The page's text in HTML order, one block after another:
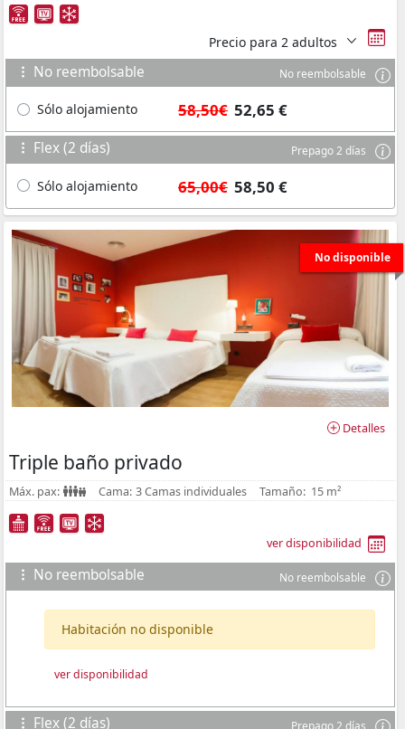
Precio para 2 adultos
No reembolsable No reembolsable
Sólo alojamiento 58,50€ 52,65 €
Flex (2 días) Prepago 2 días
Sólo alojamiento 65,00€ 58,50 €
No disponible
Detalles
Triple baño privado
Máx. pax: Cama: 3 Camas individuales Tamaño: 15 m²
ver disponibilidad
No reembolsable No reembolsable
Habitación no disponible
ver disponibilidad
Flex (2 días) Prepago 2 días